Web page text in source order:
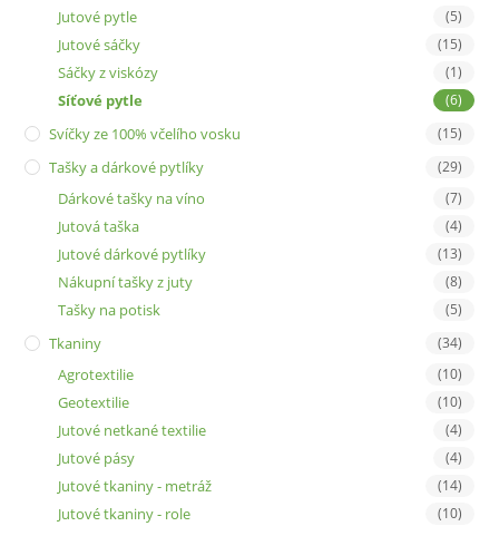
Jutové pytle (5)
Jutové sáčky (15)
Sáčky z viskózy (1)
Síťové pytle (6)
Svíčky ze 100% včelího vosku (15)
Tašky a dárkové pytlíky (29)
Dárkové tašky na víno (7)
Jutová taška (4)
Jutové dárkové pytlíky (13)
Nákupní tašky z juty (8)
Tašky na potisk (5)
Tkaniny (34)
Agrotextilie (10)
Geotextilie (10)
Jutové netkané textilie (4)
Jutové pásy (4)
Jutové tkaniny - metráž (14)
Jutové tkaniny - role (10)